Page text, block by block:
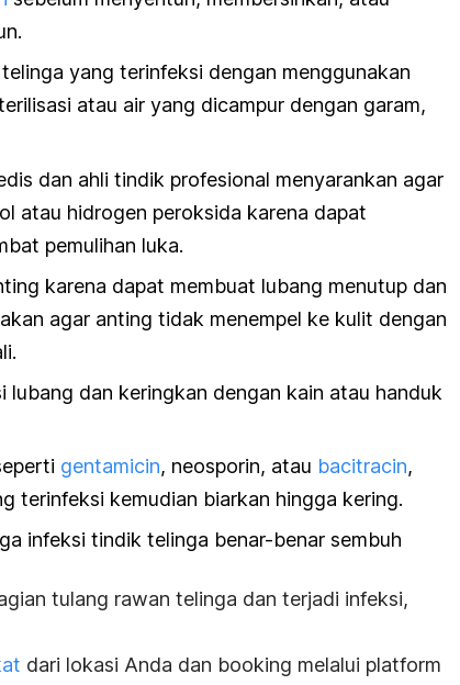
yang terinfeksi dengan menggunakan
atau air yang dicampur dengan garam,
dan ahli tindik profesional menyarankan agar
atau hidrogen peroksida karena dapat
pemulihan luka.
karena dapat membuat lubang menutup dan
agar anting tidak menempel ke kulit dengan
lubang dan keringkan dengan kain atau handuk
gentamicin, neosporin, atau bacitracin,
terinfeksi kemudian biarkan hingga kering.
infeksi tindik telinga benar-benar sembuh
tulang rawan telinga dan terjadi infeksi,
dari lokasi Anda dan booking melalui platform